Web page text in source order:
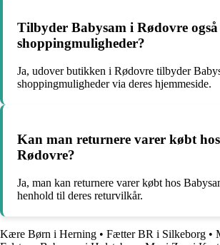
Tilbyder Babysam i Rødovre
shoppingmuligheder?
Ja, udover butikken i Rødovre tilbyder
shoppingmuligheder via deres hjemmeside.
Kan man returnere varer købt
Rødovre?
Ja, man kan returnere varer købt hos
henhold til deres returvilkår.
Kære Børn i Herning • Fætter BR i Silkeborg •